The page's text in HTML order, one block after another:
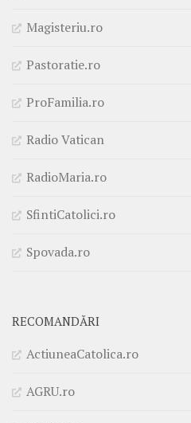
Magisteriu.ro
Pastoratie.ro
ProFamilia.ro
Radio Vatican
RadioMaria.ro
SfintiCatolici.ro
Spovada.ro
RECOMANDĂRI
ActiuneaCatolica.ro
AGRU.ro